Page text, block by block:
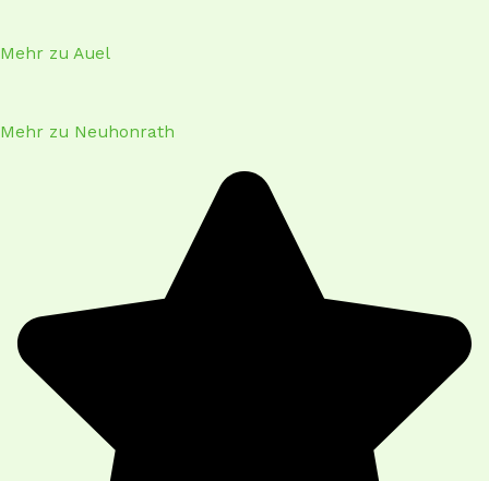
Mehr zu Auel
Mehr zu Neuhonrath